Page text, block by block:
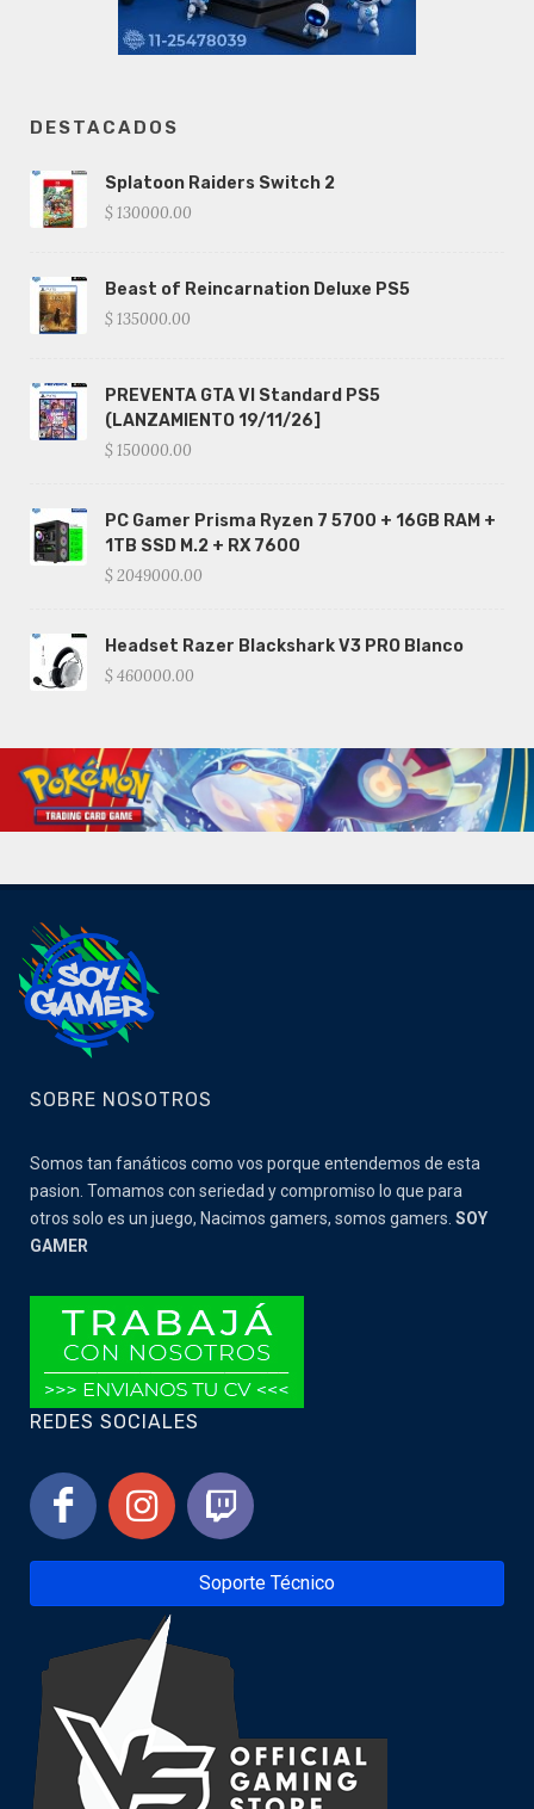
DESTACADOS
Splatoon Raiders Switch 2
$ 130000.00
Beast of Reincarnation Deluxe PS5
$ 135000.00
PREVENTA GTA VI Standard PS5
(LANZAMIENTO 19/11/26]
$ 150000.00
PC Gamer Prisma Ryzen 7 5700 + 16GB RAM +
1TB SSD M.2 + RX 7600
$ 2049000.00
Headset Razer Blackshark V3 PRO Blanco
$ 460000.00
SOBRE NOSOTROS
Somos tan fanáticos como vos porque entendemos de esta
pasion. Tomamos con seriedad y compromiso lo que para
otros solo es un juego, Nacimos gamers, somos gamers. SOY
GAMER
REDES SOCIALES
Soporte Técnico